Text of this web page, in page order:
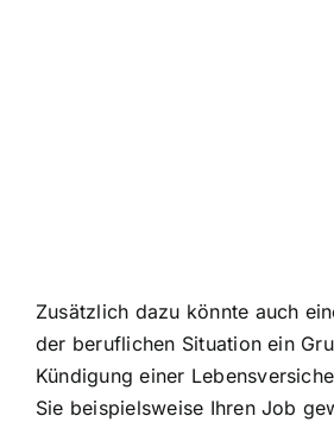
Zusätzlich dazu könnte auch
der beruflichen Situation ein
Kündigung einer
Sie beispielsweise Ihren Job